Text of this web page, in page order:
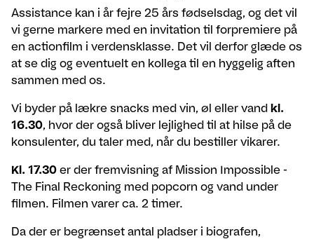
Assistance kan i år fejre 25 års fødselsdag, og det vil
vi gerne markere med en invitation til forpremiere på
en actionfilm i verdensklasse. Det vil derfor glæde os
at se dig og eventuelt en kollega til en hyggelig aften
sammen med os.
Vi byder på lækre snacks med vin, øl eller vand kl.
16.30, hvor der også bliver lejlighed til at hilse på de
konsulenter, du taler med, når du bestiller vikarer.
Kl. 17.30 er der fremvisning af Mission Impossible -
The Final Reckoning med popcorn og vand under
filmen. Filmen varer ca. 2 timer.
Da der er begrænset antal pladser i biografen,